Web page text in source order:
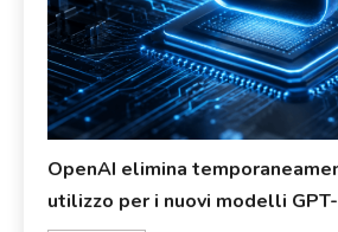
OpenAI elimina
utilizzo per i nuovi modelli